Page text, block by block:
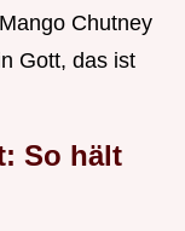
Chutney
Gott, das ist
So hält